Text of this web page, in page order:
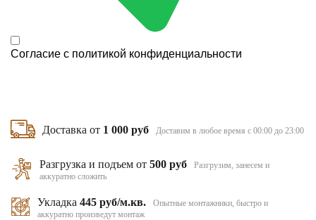
Согласие с политикой конфиденциальности
Доставка от 1 000 руб Доставим в любое время с 00:00 до 23:00
Разгрузка и подъем от500 руб
Разгрузим, занесем и
аккуратно сложить
Укладка 445 руб/м.кв.
Опытные монтажники, быстро и
аккуратно произведут монтаж